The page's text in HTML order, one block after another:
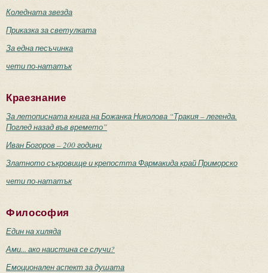
Коледната звезда
Приказка за светулката
За една песъчинка
чети по-нататък
Краезнание
За летописната книга на Божанка Николова “Тракия – легенда.
Поглед назад във времето”
Иван Богоров – 200 години
Златното съкровище и крепостта Фармакида край Приморско
чети по-нататък
Философия
Един на хиляда
Ами... ако наистина се случи?
Емоционален аспект за душата